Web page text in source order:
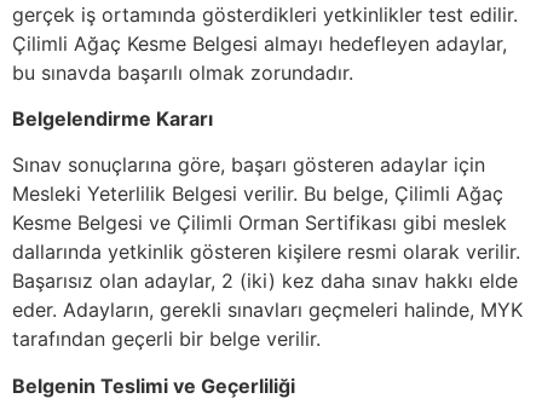
gerçek iş ortamında gösterdikleri yetkinlikler test edilir.
Çilimli Ağaç Kesme Belgesi almayı hedefleyen adaylar,
bu sınavda başarılı olmak zorundadır.
Belgelendirme Kararı
Sınav sonuçlarına göre, başarı gösteren adaylar için
Mesleki Yeterlilik Belgesi verilir. Bu belge, Çilimli Ağaç
Kesme Belgesi ve Çilimli Orman Sertifikası gibi meslek
dallarında yetkinlik gösteren kişilere resmi olarak verilir.
Başarısız olan adaylar, 2 (iki) kez daha sınav hakkı elde
eder. Adayların, gerekli sınavları geçmeleri halinde, MYK
tarafından geçerli bir belge verilir.
Belgenin Teslimi ve Geçerliliği